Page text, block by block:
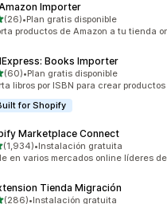
Importer
5 estrellas
(26) en total
•Plan gratis disponible
productos de Amazon a tu tienda
Books Importer
5 estrellas
(60) en total
•Plan gratis disponible
libros por ISBN para crear
for Shopify
Marketplace Connect
5 estrellas
(1,934)
reseñas en total
•Instalación gratuita
en varios mercados online líderes
Tienda Migración
5 estrellas
(286)•Instalación gratuita